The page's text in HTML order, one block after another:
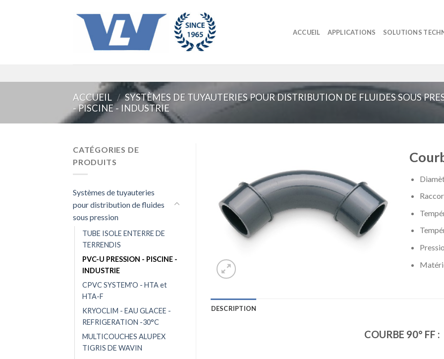
ACCUEIL APPLICATIONS SOLUTIONS
ACCUEIL / SYSTÈMES DE TUYAUTERIES POUR DISTRIBUTION DE FLUIDES SOUS
- PISCINE - INDUSTRIE
CATÉGORIES DE
PRODUITS
Systèmes de tuyauteries
pour distribution de fluides
sous pression
TUBE ISOLE ENTERRE DE
TERRENDIS
PVC-U PRESSION - PISCINE -
INDUSTRIE
CPVC SYSTEM'O - HTA et
HTA-F
KRYOCLIM - EAU GLACEE -
REFRIGERATION -30°C
MULTICOUCHES ALUPEX
TIGRIS DE WAVIN
DESCRIPTION
COURBE 90° FF :